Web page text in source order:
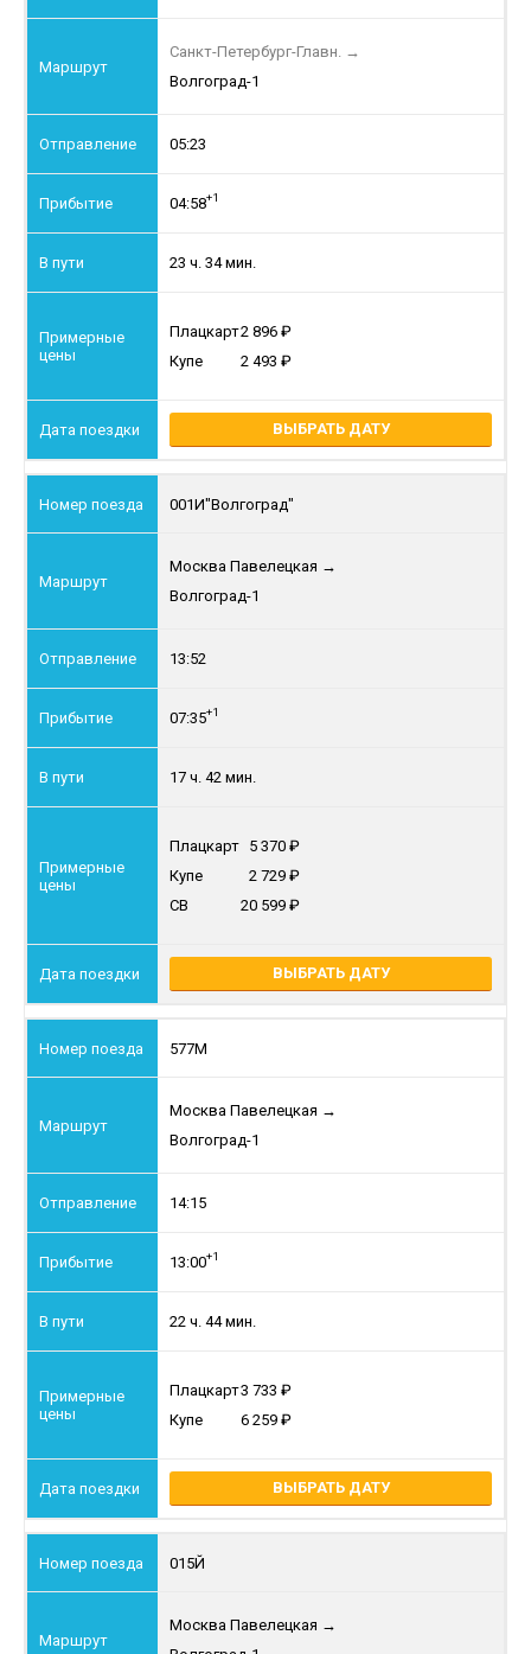
Санкт-Петербург-Главн. →
Волгоград-1
05:23
04:58+1
23 ч. 34 мин.
Плацкарт2 896
Купе
2 493
ВЫБРАТЬ ДАТУ
001И"Волгоград"
Москва Павелецкая →
Волгоград-1
13:52
07:35+1
17 ч. 42 мин.
Плацкарт 5 370
Купе
2 729
СВ
20 599
ВЫБРАТЬ ДАТУ
577М
Москва Павелецкая →
Волгоград-1
14:15
13:00+1
22 ч. 44 мин.
Плацкарт3 733
Купе
6 259
ВЫБРАТЬ ДАТУ
015Й
Москва Павелецкая →